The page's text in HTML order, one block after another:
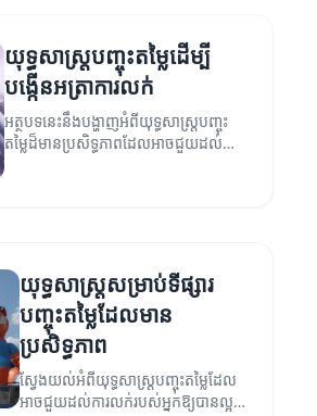
យុទ្ធសាស្ត្របញ្ចុះតម្លៃដើម្បី
បង្កើនអត្រាការលក់
អត្ថបទនេះនឹងបង្ហាញអំពីយុទ្ធសាស្ត្របញ្ចុះ
តម្លៃដ៏មានប្រសិទ្ធភាពដែលអាចជួយដល់
អាជីវកម្មក្នុងការលើកស្ទួចអត្រាការលក់។
យុទ្ធសាស្ត្រសម្រាប់ទីផ្សារ
បញ្ចុះតម្លៃដែលមាន
ប្រសិទ្ធភាព
ស្វែងយល់អំពីយុទ្ធសាស្ត្របញ្ចុះតម្លៃដែល
អាចជួយដល់ការលក់របស់អ្នកឱ្យបានល្អ